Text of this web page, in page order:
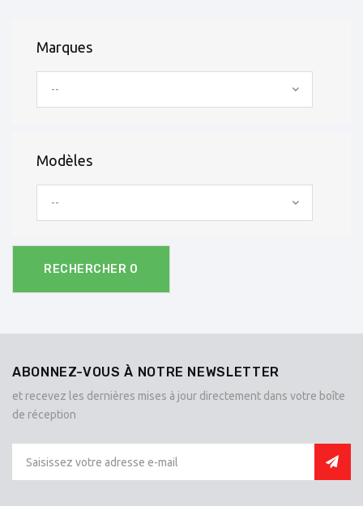
Marques
--
Modèles
--
RECHERCHER 0
ABONNEZ-VOUS À NOTRE NEWSLETTER
et recevez les dernières mises à jour directement dans votre boîte
de réception